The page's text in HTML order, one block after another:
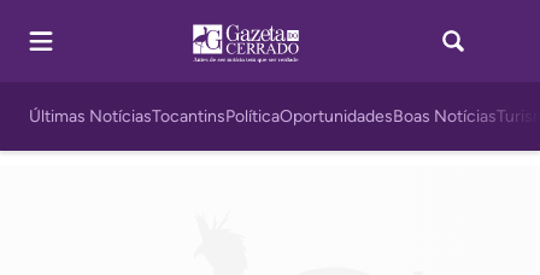
Últimas NotíciasTocantinsPolíticaOportunidadesBoas Notícias